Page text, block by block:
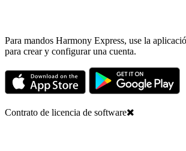
Para mandos Harmony Express, use la
para crear y configurar una cuenta.
Contrato de licencia de software